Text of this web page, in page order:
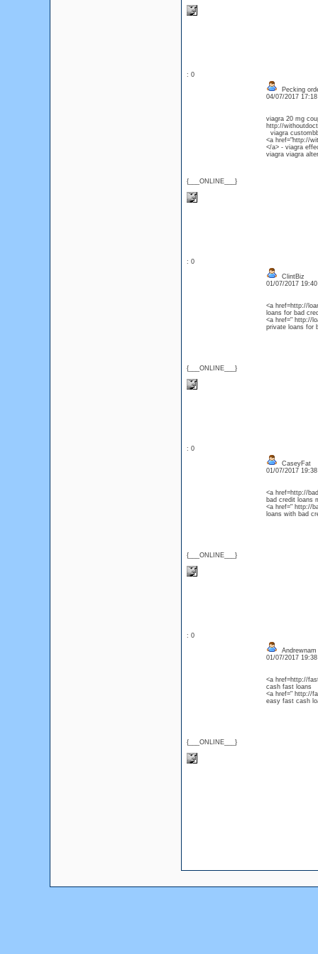
: 0
{___ONLINE___}
Pecking
04/07/2017
viagra 20 mg
http://
viagra
<a href="http://
</a> - viagra
viagra viagra
: 0
{___ONLINE___}
ClintBiz
01/07/2017
<a href=http://
loans for bad
<a href=" http://
private loans for
: 0
{___ONLINE___}
CaseyFat
01/07/2017
<a href=http://
bad credit loans
<a href=" http://
loans with bad
: 0
{___ONLINE___}
Andrewnam
01/07/2017
<a href=http://
cash fast loans
<a href=" http://
easy fast cash